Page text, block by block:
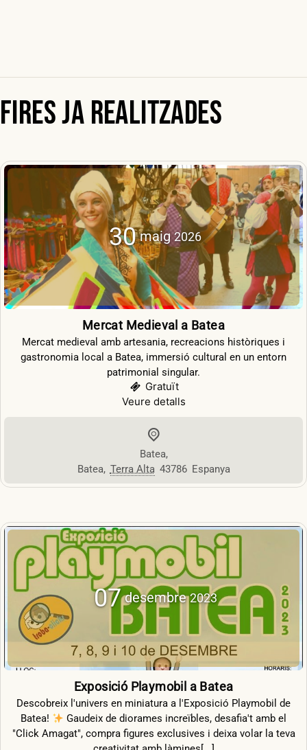
Fires ja realitzades
30 maig 2026
Mercat Medieval a Batea
Mercat medieval amb artesania, recreacions històriques i
gastronomia local a Batea, immersió cultural en un entorn
patrimonial singular.
Gratuït
Veure detalls
Batea,
Batea, Terra Alta 43786 Espanya
07 desembre 2023
Exposició Playmobil a Batea
Descobreix l'univers en miniatura a l'Exposició Playmobil de
Batea!
Gaudeix de diorames increïbles, desafia't amb el
"Click Amagat", compra figures exclusives i deixa volar la teva